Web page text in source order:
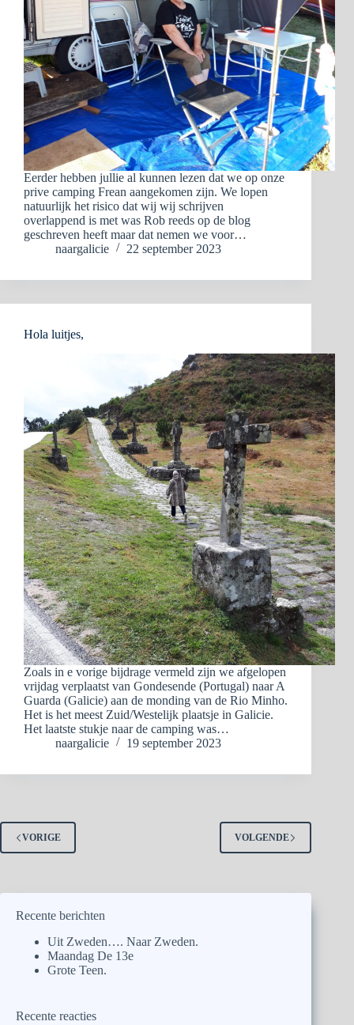
Eerder hebben jullie al kunnen lezen dat we op onze
prive camping Frean aangekomen zijn. We lopen
natuurlijk het risico dat wij wij schrijven
overlappend is met was Rob reeds op de blog
geschreven heeft maar dat nemen we voor…
naargalicie
22 september 2023
Hola luitjes,
Zoals in e vorige bijdrage vermeld zijn we afgelopen
vrijdag verplaatst van Gondesende (Portugal) naar A
Guarda (Galicie) aan de monding van de Rio Minho.
Het is het meest Zuid/Westelijk plaatsje in Galicie.
Het laatste stukje naar de camping was…
naargalicie
19 september 2023
VORIGE VOLGENDE
Recente berichten
Uit Zweden…. Naar Zweden.
Maandag De 13e
Grote Teen.
Recente reacties